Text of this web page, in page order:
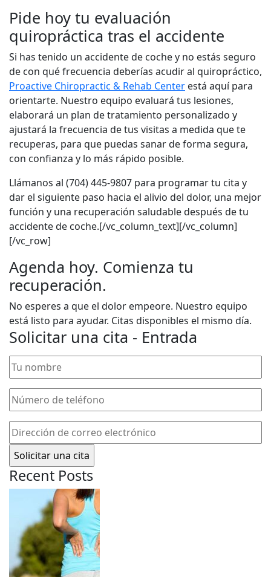
Pide hoy tu evaluación
quiropráctica tras el accidente
Si has tenido un accidente de coche y no estás seguro
de con qué frecuencia deberías acudir al quiropráctico,
Proactive Chiropractic & Rehab Center está aquí para
orientarte. Nuestro equipo evaluará tus lesiones,
elaborará un plan de tratamiento personalizado y
ajustará la frecuencia de tus visitas a medida que te
recuperas, para que puedas sanar de forma segura,
con confianza y lo más rápido posible.
Llámanos al (704) 445-9807 para programar tu cita y
dar el siguiente paso hacia el alivio del dolor, una mejor
función y una recuperación saludable después de tu
accidente de coche.[/vc_column_text][/vc_column]
[/vc_row]
Agenda hoy. Comienza tu
recuperación.
No esperes a que el dolor empeore. Nuestro equipo
está listo para ayudar. Citas disponibles el mismo día.
Solicitar una cita - Entrada
Tu
nombre(Obligatorio)
Número
de
teléfono(Obligatorio)
Dirección
de
correo
electrónico(Obligatorio)
Recent Posts